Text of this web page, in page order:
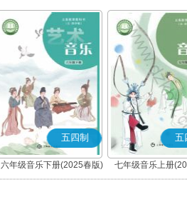
五四制
六年级音乐下册(2025春版)
五
七年级音乐上册